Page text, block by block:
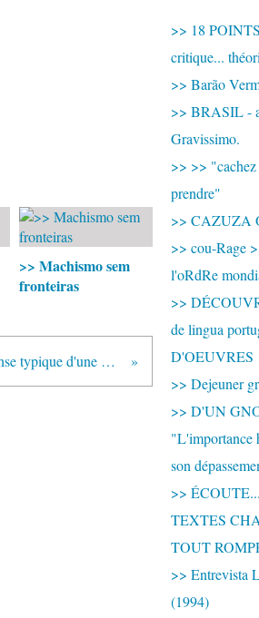
>> Machismo sem
fronteiras
>> Stockholm : La réponse typique d'une multinationale (vidéo)
>> 18
critique...
>> Barão
>> BRASIL -
Gravissimo.
>> >> "cachez
prendre"
>> CAZUZA
>> cou-Rage
l'oRdRe
>>
de lingua
D'OEUVRES
>> Dejeuner
>> D'UN
"L'importance
son
>>
TEXTES
TOUT
>> Entrevista
(1994)